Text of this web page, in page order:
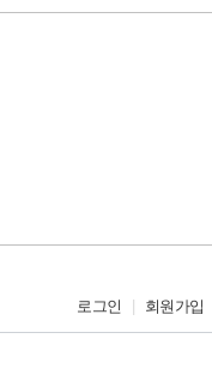
로그인 회원가입